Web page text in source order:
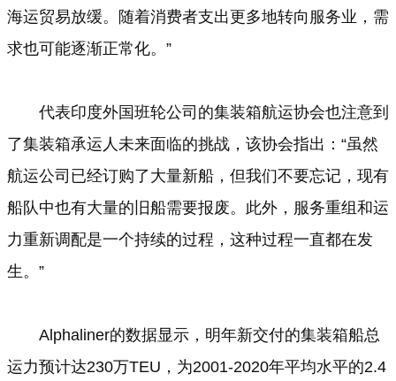
海运贸易放缓。随着消费者支出更多地转向服务业，需
求也可能逐渐正常化。”
代表印度外国班轮公司的集装箱航运协会也注意到
了集装箱承运人未来面临的挑战，该协会指出：“虽然
航运公司已经订购了大量新船，但我们不要忘记，现有
船队中也有大量的旧船需要报废。此外，服务重组和运
力重新调配是一个持续的过程，这种过程一直都在发
生。”
Alphaliner的数据显示，明年新交付的集装箱船总
运力预计达230万TEU，为2001-2020年平均水平的2.4